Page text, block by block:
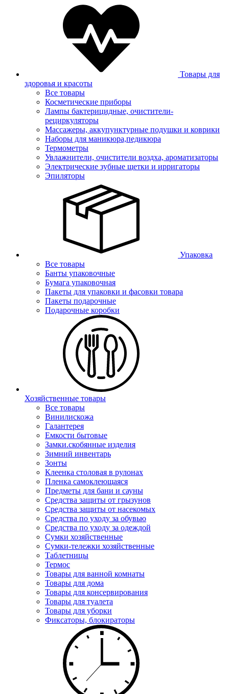
Товары для
здоровья и красоты
Все товары
Косметические приборы
Лампы бактерицидные, очистители-
рециркуляторы
Массажеры, аккупунктурные подушки и коврики
Наборы для маникюра,педикюра
Термометры
Увлажнители, очистители воздха, ароматизаторы
Электрические зубные щетки и ирригаторы
Эпиляторы
Упаковка
Все товары
Банты упаковочные
Бумага упаковочная
Пакеты для упаковки и фасовки товара
Пакеты подарочные
Подарочные коробки
Хозяйственные товары
Все товары
Винилискожа
Галантерея
Емкости бытовые
Замки.скобянные изделия
Зимний инвентарь
Зонты
Клеенка столовая в рулонах
Пленка самоклеющаяся
Предметы для бани и сауны
Средства защиты от грызунов
Средства защиты от насекомых
Средства по уходу за обувью
Средства по уходу за одеждой
Сумки хозяйственные
Сумки-тележки хозяйственные
Таблетницы
Термос
Товары для ванной комнаты
Товары для дома
Товары для консервирования
Товары для туалета
Товары для уборки
Фиксаторы, блокираторы